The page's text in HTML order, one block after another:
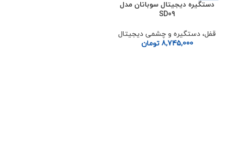
دستگیره دیجیتال سوباتان مدل
SD09
قفل، دستگیره و چشمی دیجیتال
8,745,000 تومان